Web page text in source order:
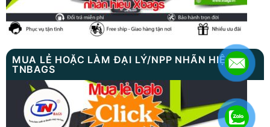
MUA LẺ HOẶC LÀM ĐẠI LÝ/NPP NHÃN HIỆU
TNBAGS